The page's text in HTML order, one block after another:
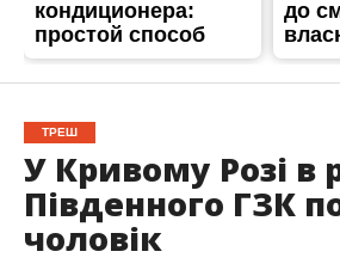
ТРЕШ
У Кривому Розі в
Південного ГЗК
чоловік